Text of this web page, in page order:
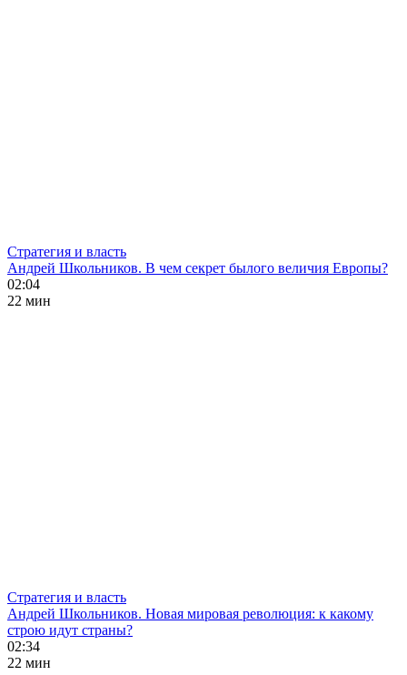
Стратегия и власть
Андрей Школьников. В чем секрет былого величия Европы?
02:04
22 мин
Стратегия и власть
Андрей Школьников. Новая мировая революция: к какому
строю идут страны?
02:34
22 мин